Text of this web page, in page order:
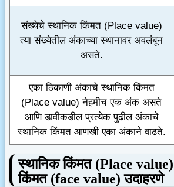
संख्येचे स्थानिक किंमत (Place value)
त्या संख्येतील अंकाच्या स्थानावर अवलंबून
असते.
एका ठिकाणी अंकाचे स्थानिक किंमत
(Place value) नेहमीच एक अंक असते
आणि डावीकडील प्रत्येक पुढील अंकाचे
स्थानिक किंमत आणखी एका अंकाने वाढते.
स्थानिक किंमत (Place value
किंमत (face value) उदाहरणे